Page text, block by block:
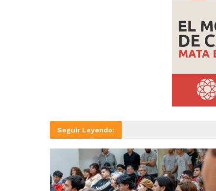
Seguir Leyendo: